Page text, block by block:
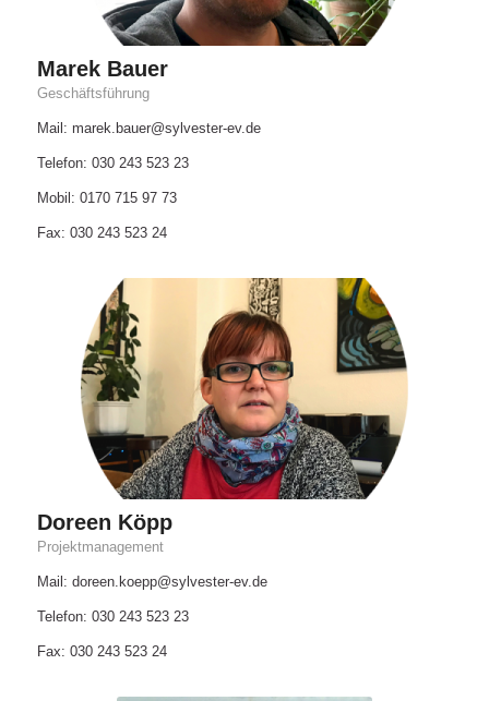
Marek Bauer
Geschäftsführung
Mail: marek.bauer@sylvester-ev.de
Telefon: 030 243 523 23
Mobil: 0170 715 97 73
Fax: 030 243 523 24
Doreen Köpp
Projektmanagement
Mail: doreen.koepp@sylvester-ev.de
Telefon: 030 243 523 23
Fax: 030 243 523 24